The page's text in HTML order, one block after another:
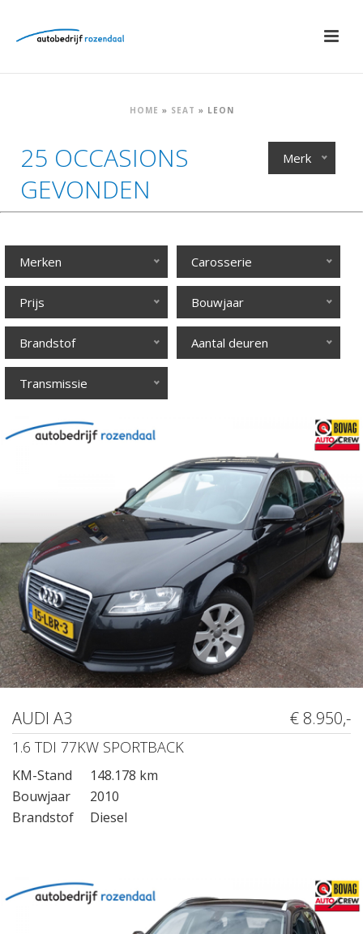
HOME » SEAT » LEON
25 OCCASIONS
GEVONDEN
Merk
Merken Carosserie
Prijs Bouwjaar
Brandstof Aantal deuren
Transmissie
AUDI A3 € 8.950,-
1.6 TDI 77KW SPORTBACK
KM-Stand
148.178 km
Bouwjaar
2010
Brandstof
Diesel